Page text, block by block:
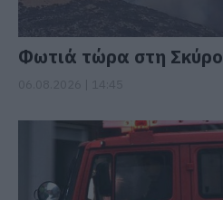
Φωτιά τώρα στη Σκύρο